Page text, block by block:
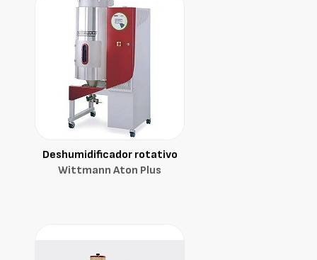
Deshumidificador rotativo
Wittmann Aton Plus